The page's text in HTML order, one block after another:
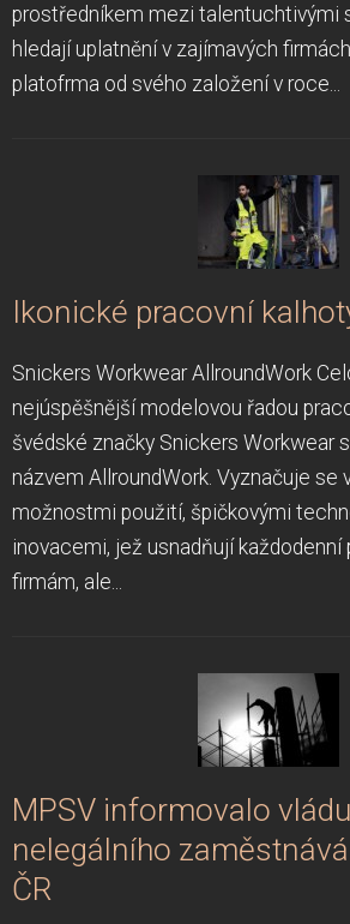
prostředníkem mezi talentuchtivými
hledají uplatnění v zajímavých
platofrma od svého založení v roce...
Ikonické pracovní
Snickers Workwear AllroundWork
nejúspěšnější modelovou řadou
švédské značky Snickers Workwear
názvem AllroundWork. Vyznačuje se
možnostmi použití, špičkovými
inovacemi, jež usnadňují
firmám, ale...
MPSV informovalo
nelegálního
ČR